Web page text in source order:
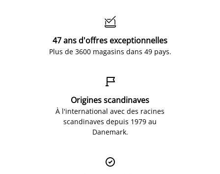

47 ans d'offres exceptionnelles
Plus de 3600 magasins dans 49 pays.

Origines scandinaves
À l'international avec des racines
scandinaves depuis 1979 au
Danemark.
